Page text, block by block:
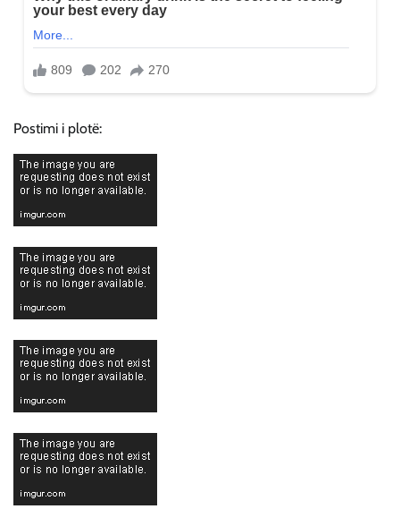
Postimi i plotë: